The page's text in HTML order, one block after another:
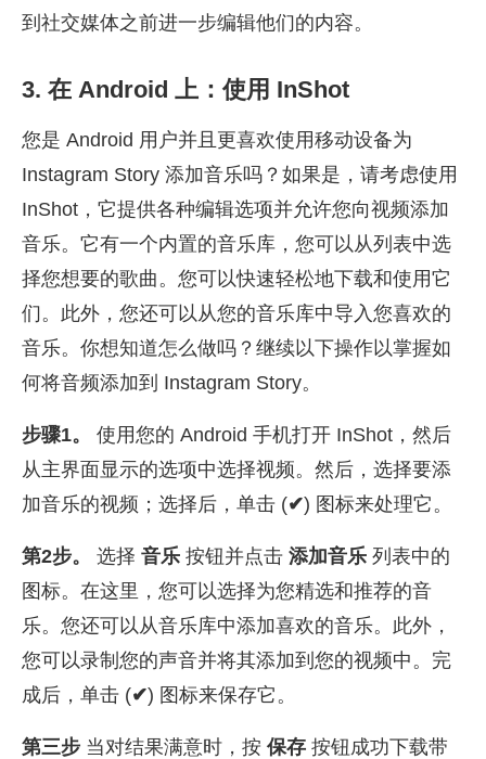
到社交媒体之前进一步编辑他们的内容。
3. 在 Android 上：使用 InShot
您是 Android 用户并且更喜欢使用移动设备为
Instagram Story 添加音乐吗？如果是，请考虑使用
InShot，它提供各种编辑选项并允许您向视频添加
音乐。它有一个内置的音乐库，您可以从列表中选
择您想要的歌曲。您可以快速轻松地下载和使用它
们。此外，您还可以从您的音乐库中导入您喜欢的
音乐。你想知道怎么做吗？继续以下操作以掌握如
何将音频添加到 Instagram Story。
步骤1。
使用您的 Android 手机打开 InShot，然后
从主界面显示的选项中选择视频。然后，选择要添
加音乐的视频；选择后，单击 (✔) 图标来处理它。
第2步。 选择 音乐 按钮并点击 添加音乐 列表中的
图标。在这里，您可以选择为您精选和推荐的音
乐。您还可以从音乐库中添加喜欢的音乐。此外，
您可以录制您的声音并将其添加到您的视频中。完
成后，单击 (✔) 图标来保存它。
第三步 当对结果满意时，按 保存 按钮成功下载带